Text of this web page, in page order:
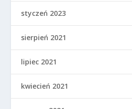
styczeń 2023
sierpień 2021
lipiec 2021
kwiecień 2021